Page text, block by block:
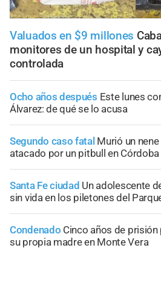
Valuados en $9 millones
monitores de un hospital y
controlada
Ocho años después Este lunes
Álvarez: de qué se lo acusa
Segundo caso fatal Murió un
atacado por un pitbull en Córdoba
Santa Fe ciudad Un adolescente
sin vida en los piletones del
Condenado Cinco años de
su propia madre en Monte Vera